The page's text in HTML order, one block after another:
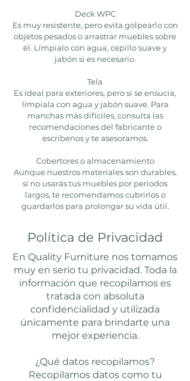
Deck WPC
Es muy resistente, pero evita golpearlo con
objetos pesados o arrastrar muebles sobre
él. Límpialo con agua, cepillo suave y
jabón si es necesario.
Tela
Es ideal para exteriores, pero si se ensucia,
límpiala con agua y jabón suave. Para
manchas más difíciles, consulta las
recomendaciones del fabricante o
escríbenos y te asesoramos.
Cobertores o almacenamiento
Aunque nuestros materiales son durables,
si no usarás tus muebles por periodos
largos, te recomendamos cubrirlos o
guardarlos para prolongar su vida útil.
Política de Privacidad
En Quality Furniture nos tomamos
muy en serio tu privacidad. Toda la
información que recopilamos es
tratada con absoluta
confidencialidad y utilizada
únicamente para brindarte una
mejor experiencia.
¿Qué datos recopilamos?
Recopilamos datos como tu